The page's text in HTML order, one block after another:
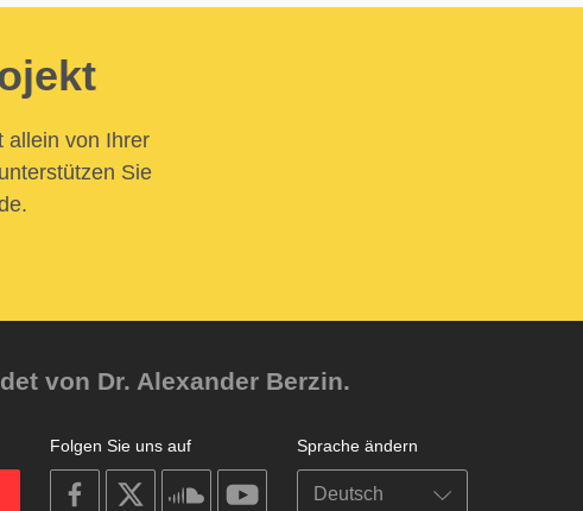
allein von Ihrer
Sie
von Dr. Alexander Berzin.
Sprache ändern
Folgen Sie uns auf
on
facebook
on
on
soundcloudyoutube